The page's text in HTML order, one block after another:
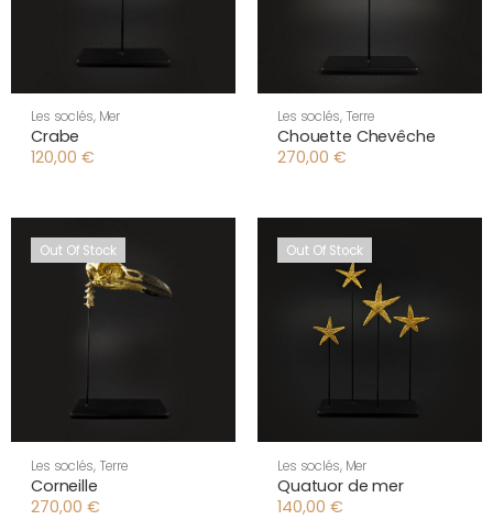
Les soclés, Mer
Crabe
120,00 €
Les soclés, Terre
Chouette Chevêche
270,00 €
Out Of Stock
Les soclés, Terre
Corneille
270,00 €
Out Of Stock
Les soclés, Mer
Quatuor de mer
140,00 €